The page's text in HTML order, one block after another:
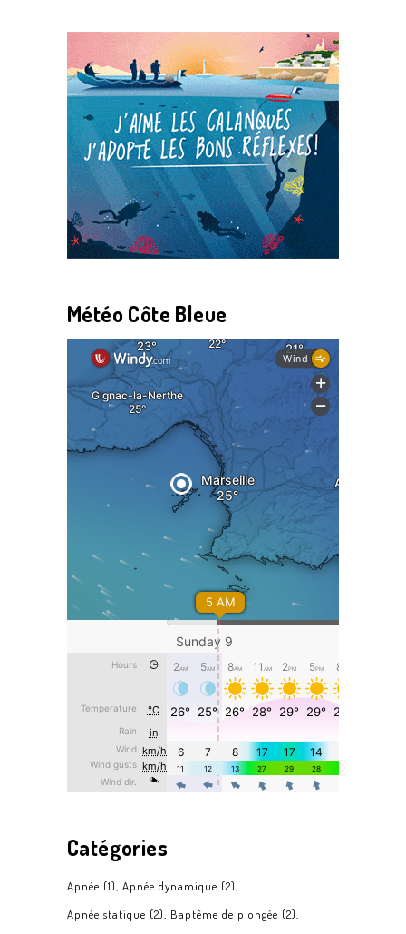
Météo Côte Bleue
Catégories
Apnée (1) Apnée dynamique (2)
Apnée statique (2) Baptême de plongée (2)